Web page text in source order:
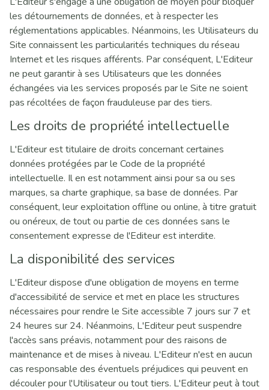
les détournements de données, et à respecter les
réglementations applicables. Néanmoins, les Utilisateurs du
Site connaissent les particularités techniques du réseau
Internet et les risques afférents. Par conséquent, L'Editeur
ne peut garantir à ses Utilisateurs que les données
échangées via les services proposés par le Site ne soient
pas récoltées de façon frauduleuse par des tiers.
Les droits de propriété intellectuelle
L'Editeur est titulaire de droits concernant certaines
données protégées par le Code de la propriété
intellectuelle. Il en est notamment ainsi pour sa ou ses
marques, sa charte graphique, sa base de données. Par
conséquent, leur exploitation offline ou online, à titre gratuit
ou onéreux, de tout ou partie de ces données sans le
consentement expresse de l'Editeur est interdite.
La disponibilité des services
L'Editeur dispose d'une obligation de moyens en terme
d'accessibilité de service et met en place les structures
nécessaires pour rendre le Site accessible 7 jours sur 7 et
24 heures sur 24. Néanmoins, L'Editeur peut suspendre
l'accès sans préavis, notamment pour des raisons de
maintenance et de mises à niveau. L'Editeur n'est en aucun
cas responsable des éventuels préjudices qui peuvent en
découler pour l'Utilisateur ou tout tiers. L'Editeur peut à tout